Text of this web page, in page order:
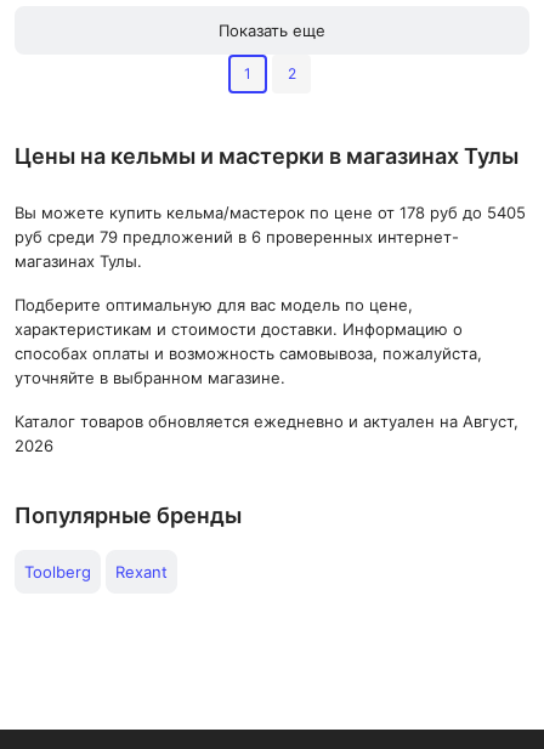
Показать еще
1 2
Цены на кельмы и мастерки в магазинах Тулы
Вы можете купить кельма/мастерок по цене от 178 руб до 5405
руб среди 79 предложений в 6 проверенных интернет-
магазинах Тулы.
Подберите оптимальную для вас модель по цене,
характеристикам и стоимости доставки. Информацию о
способах оплаты и возможность самовывоза, пожалуйста,
уточняйте в выбранном магазине.
Каталог товаров обновляется ежедневно и актуален на Август,
2026
Популярные бренды
Toolberg Rexant